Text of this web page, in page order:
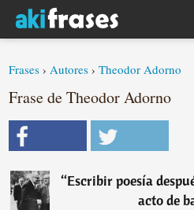
Frases ›Autores ›Theodor Adorno
Frase de Theodor Adorno
“Escribir poesía
acto de